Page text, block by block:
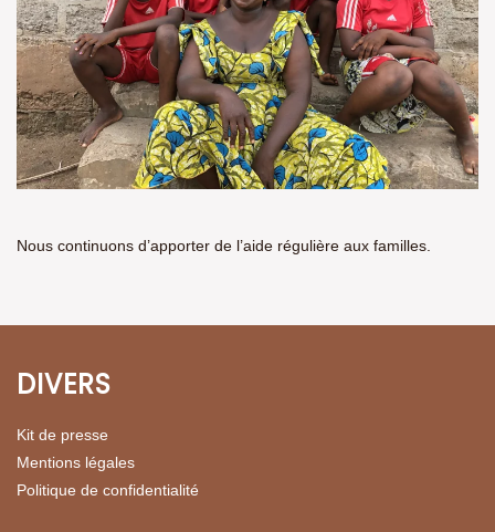
Nous continuons d’apporter de l’aide régulière aux familles.
DIVERS
Kit de presse
Mentions légales
Politique de confidentialité